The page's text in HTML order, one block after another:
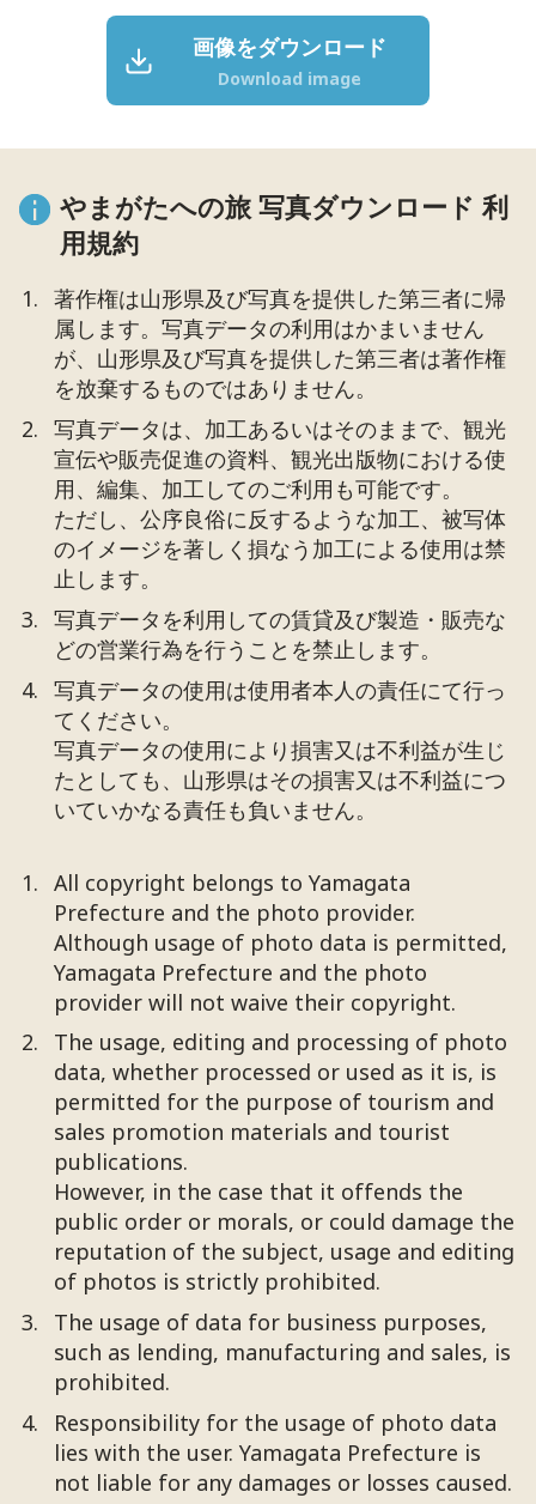
画像をダウンロード
Download image
やまがたへの旅 写真ダウンロード 利
用規約
著作権は山形県及び写真を提供した第三者に帰
属します。写真データの利用はかまいません
が、山形県及び写真を提供した第三者は著作権
を放棄するものではありません。
写真データは、加工あるいはそのままで、観光
宣伝や販売促進の資料、観光出版物における使
用、編集、加工してのご利用も可能です。
ただし、公序良俗に反するような加工、被写体
のイメージを著しく損なう加工による使用は禁
止します。
写真データを利用しての賃貸及び製造・販売な
どの営業行為を行うことを禁止します。
写真データの使用は使用者本人の責任にて行っ
てください。
写真データの使用により損害又は不利益が生じ
たとしても、山形県はその損害又は不利益につ
いていかなる責任も負いません。
All copyright belongs to Yamagata
Prefecture and the photo provider.
Although usage of photo data is permitted,
Yamagata Prefecture and the photo
provider will not waive their copyright.
The usage, editing and processing of photo
data, whether processed or used as it is, is
permitted for the purpose of tourism and
sales promotion materials and tourist
publications.
However, in the case that it offends the
public order or morals, or could damage the
reputation of the subject, usage and editing
of photos is strictly prohibited.
The usage of data for business purposes,
such as lending, manufacturing and sales, is
prohibited.
Responsibility for the usage of photo data
lies with the user. Yamagata Prefecture is
not liable for any damages or losses caused.